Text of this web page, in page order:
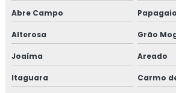
Treinamento em processos e
auditoria
Treinamento em programa 5s
Treinamento em rastreabilidade e
Abre Campo
Alterosa Grão
Joaíma Areado
Itaguara Carmo